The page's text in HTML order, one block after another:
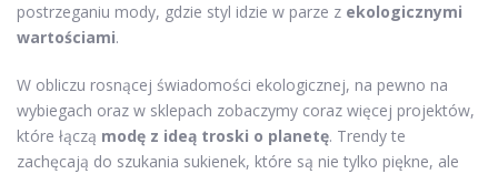
postrzeganiu mody, gdzie styl idzie w parze z ekologicznymi
wartościami.
W obliczu rosnącej świadomości ekologicznej, na pewno na
wybiegach oraz w sklepach zobaczymy coraz więcej projektów,
które łączą modę z ideą troski o planetę. Trendy te
zachęcają do szukania sukienek, które są nie tylko piękne, ale